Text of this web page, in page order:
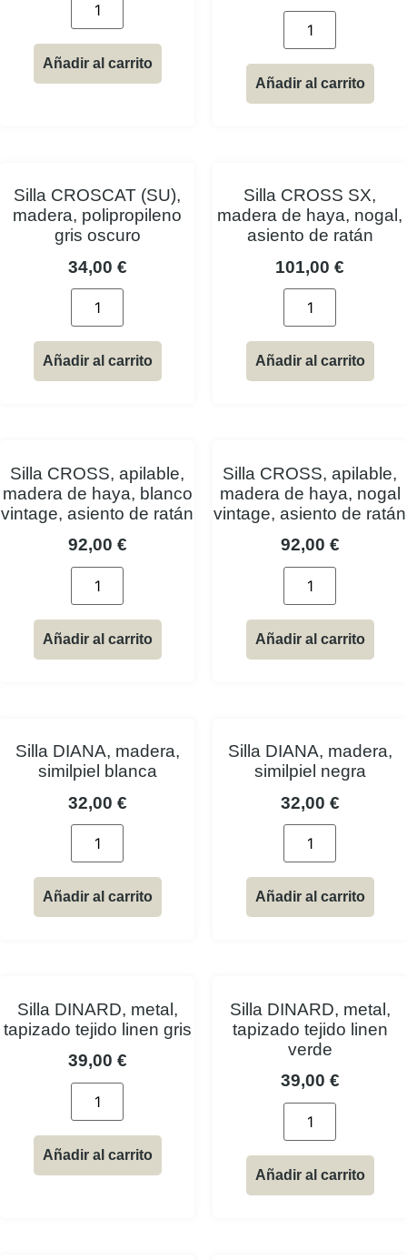
Añadir al carrito
Añadir al carrito
Silla CROSCAT (SU),
madera, polipropileno
gris oscuro
34,00 €
Añadir al carrito
Silla CROSS SX,
madera de haya, nogal,
asiento de ratán
101,00 €
Añadir al carrito
Silla CROSS, apilable,
madera de haya, blanco
vintage, asiento de ratán
92,00 €
Añadir al carrito
Silla CROSS, apilable,
madera de haya, nogal
vintage, asiento de ratán
92,00 €
Añadir al carrito
Silla DIANA, madera,
similpiel blanca
32,00 €
Añadir al carrito
Silla DIANA, madera,
similpiel negra
32,00 €
Añadir al carrito
Silla DINARD, metal,
tapizado tejido linen gris
39,00 €
Añadir al carrito
Silla DINARD, metal,
tapizado tejido linen
verde
39,00 €
Añadir al carrito